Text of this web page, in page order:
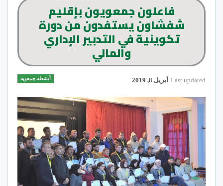
فاعلون جمعويون بإقليم
شفشاون يستفدون من دورة
تكوينية في التدبير الإداري
والمالي
أنشطة جمعوية Last updated أبريل 8, 2019